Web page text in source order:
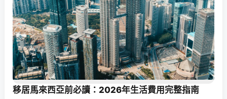
移居馬來西亞前必讀：2026年生活費用完整指南